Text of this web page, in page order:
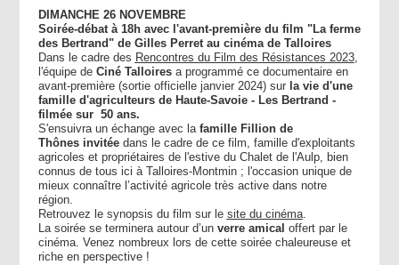
DIMANCHE 26 NOVEMBRE
Soirée-débat à 18h avec l'avant-première du film "La ferme
des Bertrand" de Gilles Perret au cinéma de Talloires
Dans le cadre des Rencontres du Film des Résistances 2023,
l'équipe deCiné Talloiresa programmé ce documentaire en
avant-première (sortie officielle janvier 2024) surla vie d'une
famille d'agriculteurs de Haute-Savoie - Les Bertrand -
filmée sur 50 ans.
S'ensuivra un échange avec la famille Fillion de
Thônes invitéedans le cadre de ce film, famille d'exploitants
agricoles et propriétaires de l'estive du Chalet de l'Aulp, bien
connus de tous ici à Talloires-Montmin ; l'occasion unique de
mieux connaître l’activité agricole très active dans notre
région.
Retrouvez le synopsis du film sur le site du cinéma.
La soirée se terminera autour d’un verre amical offert par le
cinéma. Venez nombreux lors de cette soirée chaleureuse et
riche en perspective !